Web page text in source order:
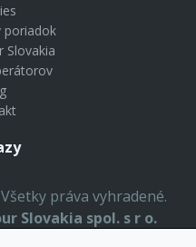
poriadok
Slovakia
práva vyhradené.
Slovakia spol. s r o.